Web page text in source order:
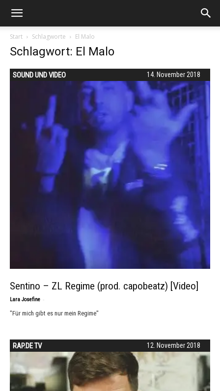
Start Schlagworte El Malo
Schlagwort: El Malo
14. November 2018
SOUND UND VIDEO
Sentino – ZL Regime (prod. capobeatz) [Video]
Lara Josefine -
"Für mich gibt es nur mein Regime"
12. November 2018
RAP.DE TV